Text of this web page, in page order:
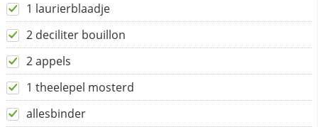
1 laurierblaadje
2 deciliter bouillon
2 appels
1 theelepel mosterd
allesbinder